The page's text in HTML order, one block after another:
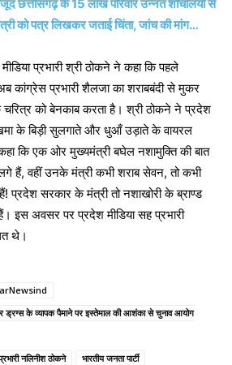
छत्तीसगढ़ के 15 लाख परिवार उन्नत शौचालयों से
को पत्र लिखकर जताई चिंता, जांच की मांग…
प्रभारी श्री ठोकने ने कहा कि पहले
कांग्रेस प्रभारी शैलजा का शराबबंदी से मुकर
चरित्र को बेनकाब करता है। श्री ठोकने ने प्रदेश
के बिड़ी सुलगाते और धुआँ उड़ाते के वायरल
कि एक ओर मुख्यमंत्री बघेल नशामुक्ति की बात
हैं, वहीं उनके मंत्री कभी शराब सेवन, तो कभी
प्रदेश सरकार के मंत्री तो नशाखोरी के ब्राण्ड
इस अवसर पर प्रदेश मीडिया सह प्रभारी
थे।
ड्रग्स के व्यापक पैमाने पर इस्तेमाल की आशंका से चुनाव आयोग
नलिनीश ठोकने
भारतीय जनता पार्टी